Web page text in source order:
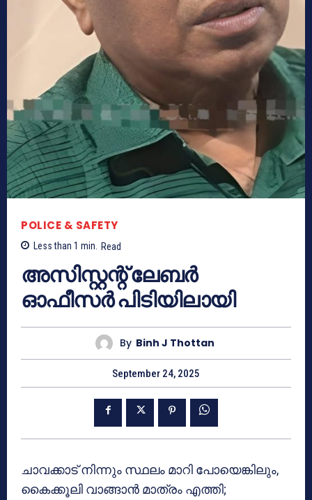
POLICE & SAFETY
Less than 1 min. Read
അസിസ്റ്റന്റ് ലേബർ
ഓഫീസർ പിടിയിലായി
By Binh J Thottan
September 24, 2025
ചാവക്കാട് നിന്നും സ്ഥലം മാറി പോയെങ്കിലും,
കൈക്കൂലി വാങ്ങാൻ മാത്രം എത്തി;